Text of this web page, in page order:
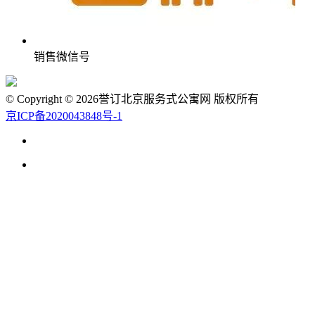
销售微信号
© Copyright © 2026誉订北京服务式公寓网 版权所有
京ICP备2020043848号-1